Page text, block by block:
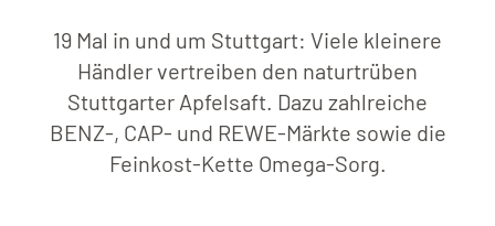
19 Mal in und um Stuttgart: Viele kleinere
Händler vertreiben den naturtrüben
Stuttgarter Apfelsaft. Dazu zahlreiche
BENZ-, CAP- und REWE-Märkte sowie die
Feinkost-Kette Omega-Sorg.